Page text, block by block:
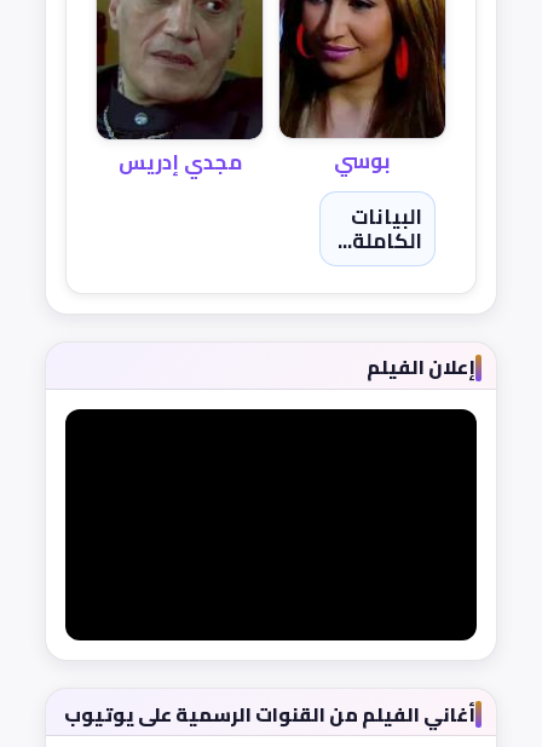
بوسي
مجدي إدريس
البيانات
الكاملة...
إعلان الفيلم
أغاني الفيلم من القنوات الرسمية على يوتيوب